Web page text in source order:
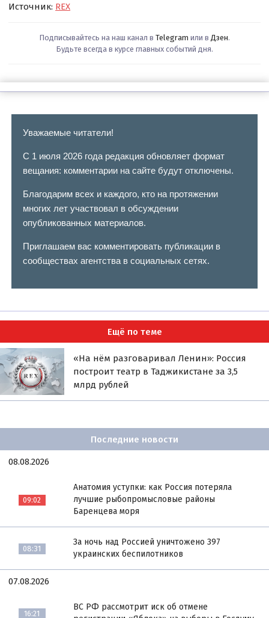
Источник: REX
Подписывайтесь на наш канал в Telegram или в Дзен.
Будьте всегда в курсе главных событий дня.
Уважаемые читатели!
С 1 июля 2026 года редакция обновляет формат
вещания: комментарии на сайте будут отключены.
Благодарим всех и каждого, кто на протяжении
многих лет участвовал в обсуждении
опубликованных материалов.
Приглашаем вас комментировать публикации в
сообществах агентства в социальных сетях.
Ещё по теме
«На нём разговаривал Ленин»: Россия
построит театр в Таджикистане за 3,5
млрд рублей
Последние новости
08.08.2026
09:02
Анатомия уступки: как Россия потеряла
лучшие рыбопромысловые районы
Баренцева моря
08:31
За ночь над Россией уничтожено 397
украинских беспилотников
07.08.2026
16:21
ВС РФ рассмотрит иск об отмене